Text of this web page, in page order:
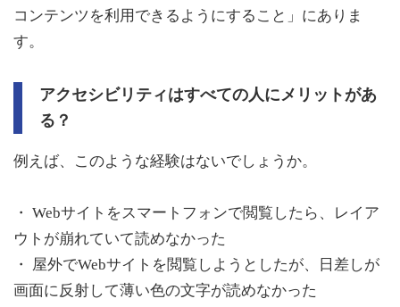
コンテンツを利用できるようにすること」にありま
す。
アクセシビリティはすべての人にメリットがあ
る？
例えば、このような経験はないでしょうか。
・ Webサイトをスマートフォンで閲覧したら、レイア
ウトが崩れていて読めなかった
・ 屋外でWebサイトを閲覧しようとしたが、日差しが
画面に反射して薄い色の文字が読めなかった